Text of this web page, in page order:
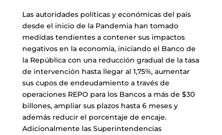
Las autoridades políticas y económicas del país
desde el inicio de la Pandemia han tomado
medidas tendientes a contener sus impactos
negativos en la economía, iniciando el Banco de
la República con una reducción gradual de la tasa
de intervención hasta llegar al 1,75%, aumentar
sus cupos de endeudamiento a través de
operaciones REPO para los Bancos a más de $30
billones, ampliar sus plazos hasta 6 meses y
además reducir el porcentaje de encaje.
Adicionalmente las Superintendencias